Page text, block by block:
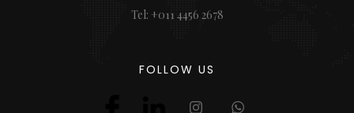
Tel: +011 4456 2678
FOLLOW US